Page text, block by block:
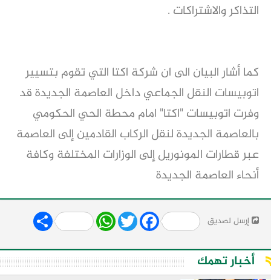
التذاكر والاشتراكات .
كما أشار البيان الى ان شركة اكتا التي تقوم بتسيير
أنحاء العاصمة الجديدة
إرسل لصديق Share WhatsApp
Twitter Facebook
أخبار تهمك